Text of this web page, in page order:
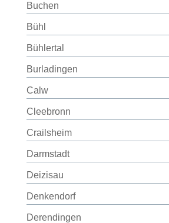
Buchen
Bühl
Bühlertal
Burladingen
Calw
Cleebronn
Crailsheim
Darmstadt
Deizisau
Denkendorf
Derendingen